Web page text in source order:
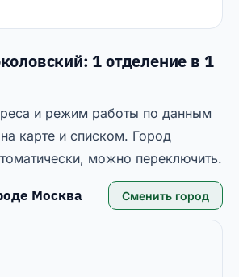
1 отделение в 1
и режим работы по данным
карте и списком. Город
можно переключить.
Москва Сменить город